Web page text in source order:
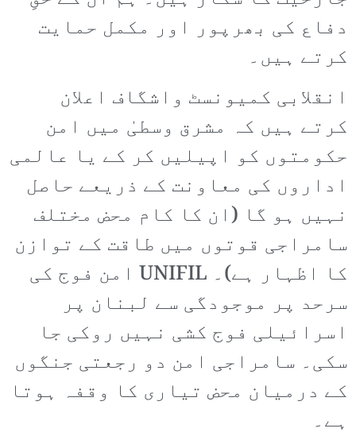
دفاع کی بھرپور اور مکمل حمایت
کرتے ہیں۔
انقلابی کمیونسٹ واشگاف اعلان
کرتے ہیں کہ مشرق وسطیٰ میں امن
حکومتوں کو اپیلیں کر کے یا عالمی
اداروں کی معاونت کے ذریعے حاصل
نہیں ہو گا (ان کا کام محض مختلف
سامراجی قوتوں میں طاقت کے توازن
کا اظہار ہے)۔ UNIFIL امن فوج کی
سرحد پر موجودگی سے لبنان پر
اسرائیلی فوج کشی نہیں روکی جا
سکی۔ سامراجی امن دو رجعتی جنگوں
کے درمیان محض تیاری کا وقفہ ہوتا
ہے۔